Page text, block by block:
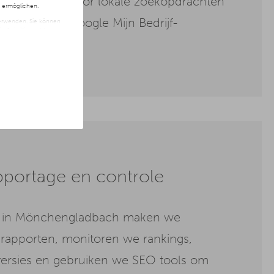
ermöglichen.
Sie können
klicken.
Google Mijn Bedrijf-
en controle
in Mönchengladbach maken we
monitoren we rankings,
en gebruiken we SEO tools om